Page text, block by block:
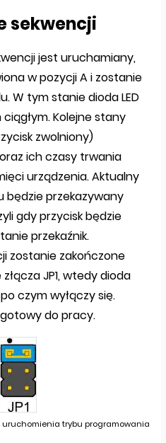
sekwencji
jest uruchamiany,
w pozycji A i zostanie
W tym stanie dioda LED
Kolejne stany
zwolniony)
ich czasy trwania
urządzenia. Aktualny
będzie przekazywany
gdy przycisk będzie
przekaźnik.
zostanie zakończone
JP1, wtedy dioda
czym wyłączy się.
do pracy.
uruchomienia trybu programowania